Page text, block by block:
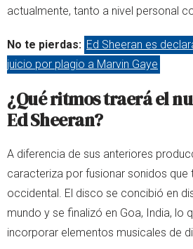
actualmente, tanto a nivel personal
No te pierdas: Ed Sheeran es
juicio por plagio a Marvin Gaye
¿Qué ritmos traerá el
Ed Sheeran?
A diferencia de sus anteriores
caracteriza por fusionar sonidos que
occidental. El disco se concibió en
mundo y se finalizó en Goa, India, lo
incorporar elementos musicales de